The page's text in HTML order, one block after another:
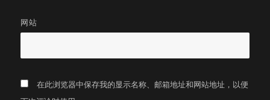
网站
在此浏览器中保存我的显示名称、邮箱地址和网站地址，以便